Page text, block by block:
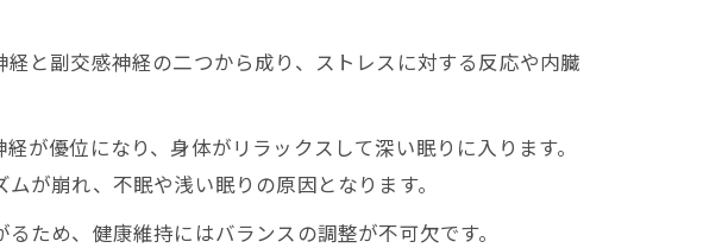
と副交感神経の二つから成り、ストレスに対する反応や内臓
優位になり、身体がリラックスして深い眠りに入ります。
が崩れ、不眠や浅い眠りの原因となります。
ため、健康維持にはバランスの調整が不可欠です。